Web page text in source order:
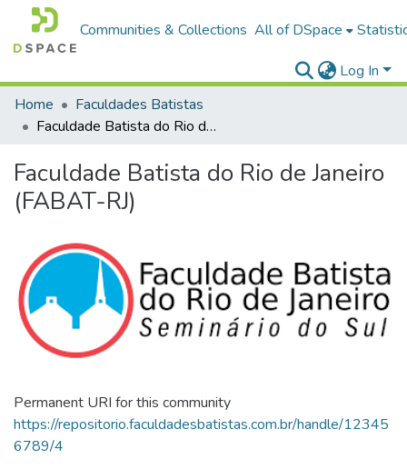
Communities & Collections All of DSpace
Log In
Home
Faculdades Batistas
Faculdade Batista do Rio de Janeiro (FABAT-RJ)
Faculdade Batista do Rio de Janeiro
(FABAT-RJ)
Permanent URI for this community
https://repositorio.faculdadesbatistas.com.br/handle/12345
6789/4